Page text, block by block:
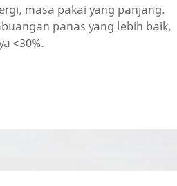
masa pakai yang panjang.
panas yang lebih baik,
<30%.